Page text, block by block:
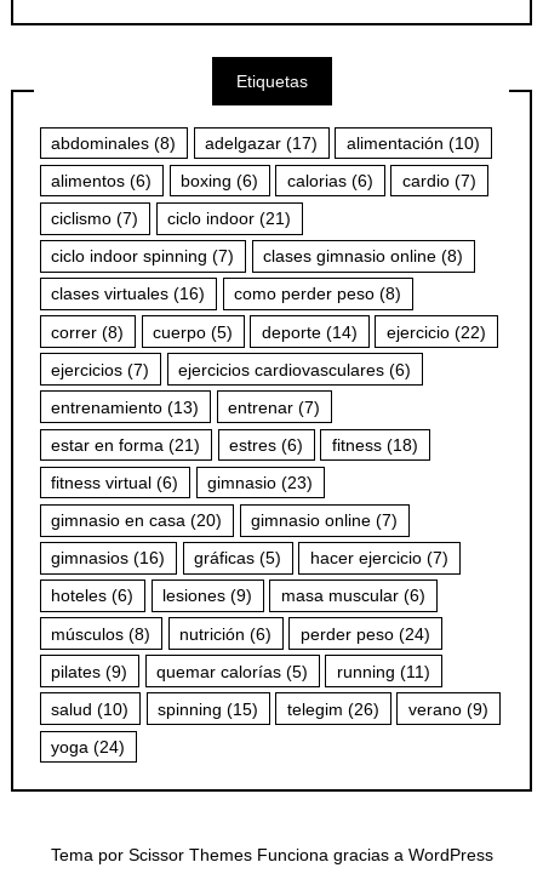
Etiquetas
abdominales (8) adelgazar (17) alimentación (10)
alimentos (6) boxing (6) calorias (6) cardio (7)
ciclismo (7) ciclo indoor (21)
ciclo indoor spinning (7) clases gimnasio online (8)
clases virtuales (16) como perder peso (8)
correr (8) cuerpo (5) deporte (14) ejercicio (22)
ejercicios (7) ejercicios cardiovasculares (6)
entrenamiento (13) entrenar (7)
estar en forma (21) estres (6) fitness (18)
fitness virtual (6) gimnasio (23)
gimnasio en casa (20) gimnasio online (7)
gimnasios (16) gráficas (5) hacer ejercicio (7)
hoteles (6) lesiones (9) masa muscular (6)
músculos (8) nutrición (6) perder peso (24)
pilates (9) quemar calorías (5) running (11)
salud (10) spinning (15) telegim (26) verano (9)
yoga (24)
Tema por Scissor ThemesFunciona gracias a WordPress